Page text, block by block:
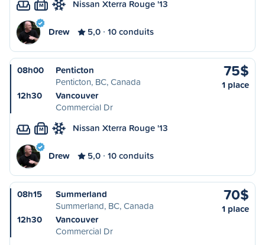
M Nissan Xterra Rouge '13
Drew 5,0 10 conduits
08h00
Penticton
Penticton, BC, Canada
12h30
Vancouver
Commercial Dr
75$
1 place
M Nissan Xterra Rouge '13
Drew 5,0 10 conduits
08h15
Summerland
Summerland, BC, Canada
12h30
Vancouver
Commercial Dr
70$
1 place